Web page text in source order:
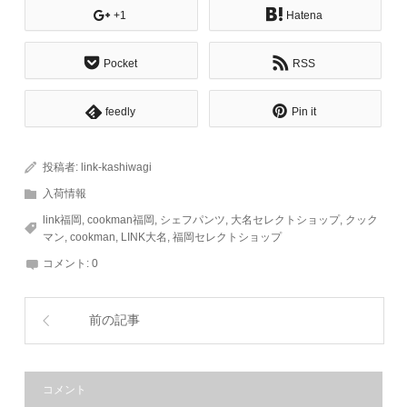
+1 Hatena
Pocket RSS
feedly Pin it
投稿者: link-kashiwagi
入荷情報
link福岡 ,cookman福岡 , シェフパンツ, 大名セレクトショップ, クック
マン,cookman, LINK大名 ,福岡セレクトショップ
コメント:0
前の記事
コメント